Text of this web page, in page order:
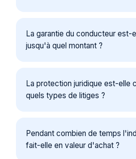
La garantie du conducteur est-
jusqu'à quel montant ?
La protection juridique est-elle
quels types de litiges ?
Pendant combien de temps
fait-elle en valeur d'achat ?